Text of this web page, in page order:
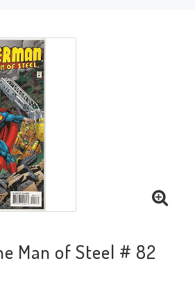
Man of Steel # 82